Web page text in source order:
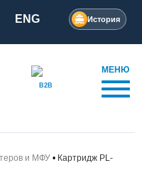
ENG История
B2B
МЕНЮ
и МФУ
Картридж PL-